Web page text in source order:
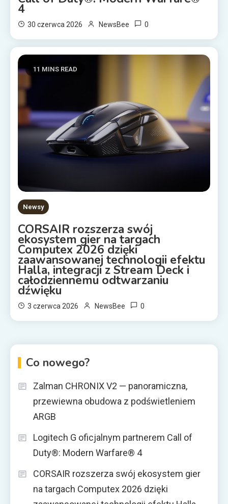
4
30 czerwca 2026 NewsBee 0
11 MINS READ
Newsy
CORSAIR rozszerza swój
ekosystem gier na targach
Computex 2026 dzięki
zaawansowanej technologii efektu
Halla, integracji z Stream Deck i
całodziennemu odtwarzaniu
dźwięku
3 czerwca 2026 NewsBee 0
Co nowego?
Zalman CHRONIX V2 — panoramiczna,
przewiewna obudowa z podświetleniem
ARGB
Logitech G oficjalnym partnerem Call of
Duty®: Modern Warfare® 4
CORSAIR rozszerza swój ekosystem gier
na targach Computex 2026 dzięki